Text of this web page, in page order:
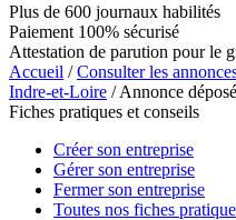
Plus de 600 journaux habilités
Paiement 100% sécurisé
Attestation de parution pour le
Accueil /Consulter les
Indre-et-Loire / Annonce
Fiches pratiques et conseils
Créer son entreprise
Gérer son entreprise
Fermer son entreprise
Toutes nos fiches